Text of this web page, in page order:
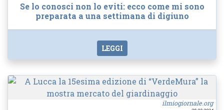
Se lo conosci non lo eviti: ecco come mi sono
preparata a una settimana di digiuno
LEGGI
ilmiogiornale.org